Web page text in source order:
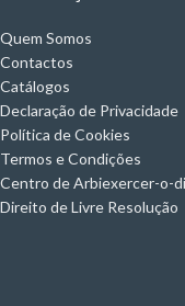
Quem Somos
Contactos
Catálogos
Declaração de Privacidade
Política de Cookies
Termos e Condições
Centro de Arbiexercer-o-
Direito de Livre Resolução